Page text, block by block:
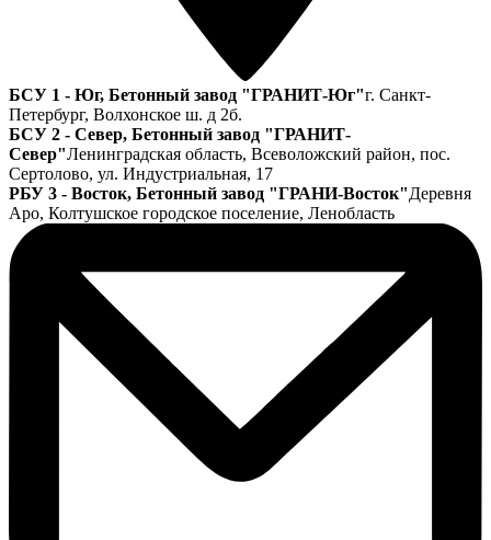
БСУ 1 - Юг, Бетонный завод "ГРАНИТ-Юг"г. Санкт-
Петербург, Волхонское ш. д 2б.
БСУ 2 - Север, Бетонный завод "ГРАНИТ-
Север"Ленинградская область, Всеволожский район, пос.
Сертолово, ул. Индустриальная, 17
РБУ 3 - Восток, Бетонный завод "ГРАНИ-Восток"Деревня
Аро, Колтушское городское поселение, Ленобласть